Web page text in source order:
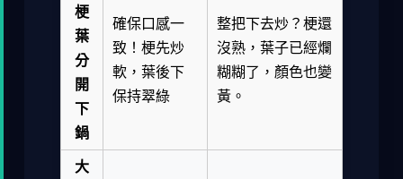
梗
葉
分
開
下
鍋
確保口感一
致！梗先炒
軟，葉後下
保持翠綠
整把下去炒？梗還
沒熟，葉子已經爛
糊糊了，顏色也變
黃。
大